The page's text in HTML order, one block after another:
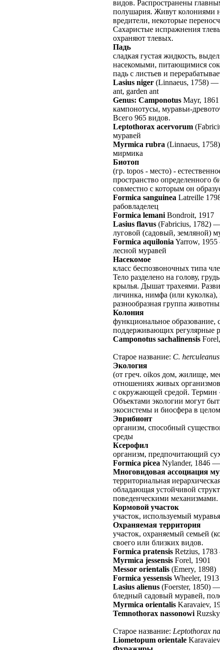
видов. Распространены
полушария. Живут колониями
вредители, некоторые
Сахаристые испражнения
охраняют тлевых.
Падь
сладкая густая жидкость,
насекомыми, питающимися
падь с листьев и
Lasius niger (Linnaeus, 1758) —
ant, garden ant
Genus: Camponotus Mayr, 1861
кампонотусы, муравьи-
Всего 965 видов.
Leptothorax acervorum
муравей
Myrmica rubra (Linnaeus, 1758)
мирмика
Биотоп
(гр. topos - место) -
пространство определенного
совместно с которым он
Formica sanguinea Latreille
рабовладелец
Formica lemani Bondroit, 1917
Lasius flavus (Fabricius, 1782)
луговой (садовый, земляной)
Formica aquiloniaYarrow, 1955
лесной муравей
Насекомое
класс беспозвоночных типа
Тело разделено на голову,
крылья. Дышат трахеями.
личинка, нимфа (или куколка),
разнообразная группа
Колония
функциональное образование,
поддерживающих регулярные
Camponotus sachalinensis
Старое название: C.
Экология
(от греч. oikos дом, жилище,
отношениях живых
с окружающей средой. Термин
Объектами экологии могут
экосистемы и биосфера в
Эврибионт
организм, способный
среды
Ксерофил
организм, предпочитающий
Formica picea Nylander, 1846
Многовидовая ассоциация
территориальная
обладающая устойчивой
поведенческими механизмами.
Кормовой участок
участок, используемый
Охраняемая территория
участок, охраняемый семьей
своего или близких видов.
Formica pratensis Retzius, 1783
Myrmica jessensis Forel, 1901
Messor orientalis (Emery, 1898)
Formica yessensis Wheeler, 1913
Lasius alienus (Foerster, 1850)
бледный садовый муравей,
Myrmica orientalis Karavaiev,
Temnothorax nassonowi
Старое название: Leptothorax
Liometopum orientale